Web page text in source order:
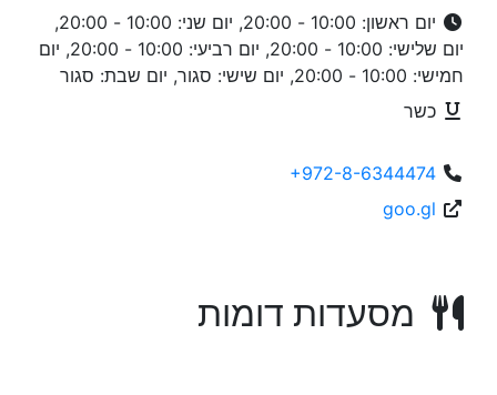
יום ראשון: 10:00 - 20:00, יום שני: 10:00 - 20:00,
יום שלישי: 10:00 - 20:00, יום רביעי: 10:00 - 20:00, יום
חמישי: 10:00 - 20:00, יום שישי: סגור, יום שבת: סגור
כשר
+972-8-6344474
goo.gl
מסעדות דומות